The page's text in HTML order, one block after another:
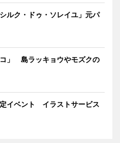
ルク・ドゥ・ソレイユ」元パ
」 島ラッキョウやモズクの
イベント イラストサービス